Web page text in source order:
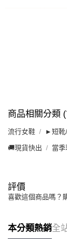
商品相關分類
流行女鞋 ►短靴
🚚現貨快出 當
評價
喜歡這個商品嗎？
本分類熱銷全